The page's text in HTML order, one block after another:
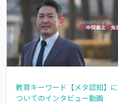
教育キーワード【メタ認知】に
ついてのインタビュー動画